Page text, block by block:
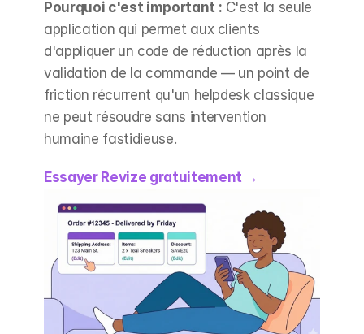
Pourquoi c'est important : C'est la seule
application qui permet aux clients
d'appliquer un code de réduction après la
validation de la commande — un point de
friction récurrent qu'un helpdesk classique
ne peut résoudre sans intervention
humaine fastidieuse.
Essayer Revize gratuitement →